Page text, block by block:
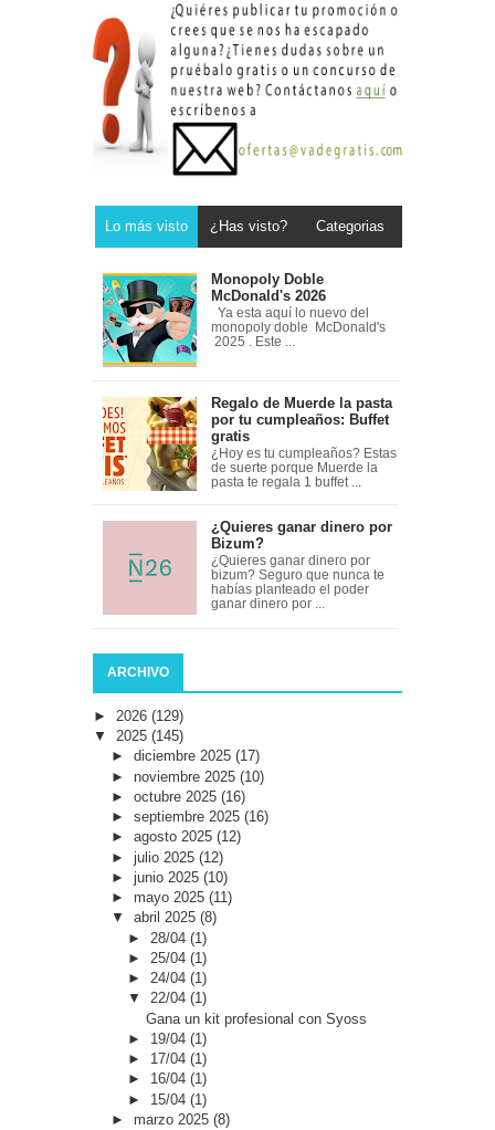
Lo más visto ¿Has visto? Categorias
Monopoly Doble
McDonald's 2026
Ya esta aquí lo nuevo del
monopoly doble McDonald's
2025 . Este ...
Regalo de Muerde la pasta
por tu cumpleaños: Buffet
gratis
¿Hoy es tu cumpleaños? Estas
de suerte porque Muerde la
pasta te regala 1 buffet ...
¿Quieres ganar dinero por
Bizum?
¿Quieres ganar dinero por
bizum? Seguro que nunca te
habías planteado el poder
ganar dinero por ...
ARCHIVO
► 2026 (129)
▼ 2025 (145)
► diciembre 2025 (17)
► noviembre 2025 (10)
► octubre 2025 (16)
► septiembre 2025 (16)
► agosto 2025 (12)
► julio 2025 (12)
► junio 2025 (10)
► mayo 2025 (11)
▼ abril 2025 (8)
► 28/04(1)
► 25/04(1)
►24/04(1)
▼22/04(1)
Gana un kit profesional con Syoss
► 19/04(1)
► 17/04(1)
► 16/04(1)
► 15/04(1)
► marzo 2025 (8)